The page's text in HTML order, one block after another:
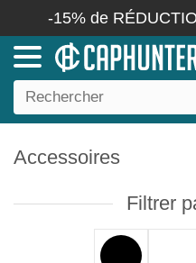
-15% de
Accessoires
Filtrer